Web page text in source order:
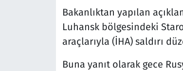
Bakanlıktan yapılan
Luhansk bölgesindeki
araçlarıyla (İHA) saldırı
Buna yanıt olarak gece